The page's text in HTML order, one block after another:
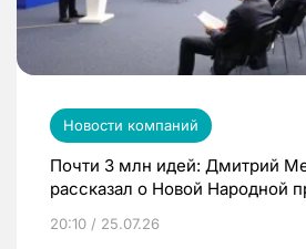
Новости компаний
Почти 3 млн идей: Дмитрий
рассказал о Новой Народной
20:10 / 25.07.26